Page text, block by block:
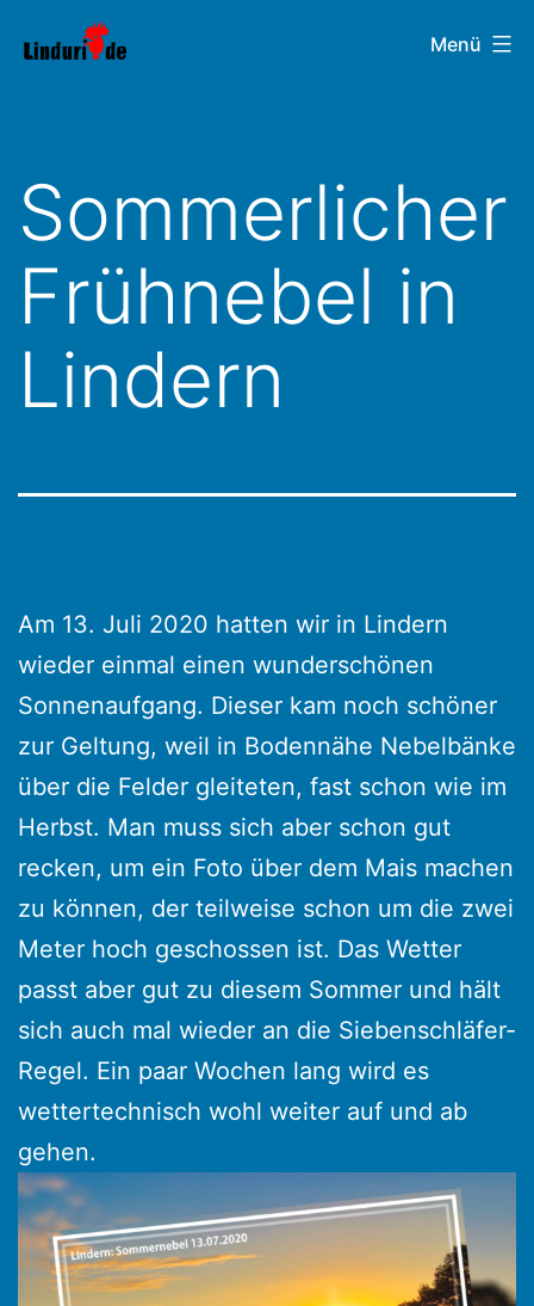
Inhalt
Linduri.de Menü
Sommerlicher
Frühnebel in
Lindern
Am 13. Juli 2020 hatten wir in Lindern
wieder einmal einen wunderschönen
Sonnenaufgang. Dieser kam noch schöner
zur Geltung, weil in Bodennähe Nebelbänke
über die Felder gleiteten, fast schon wie im
Herbst. Man muss sich aber schon gut
recken, um ein Foto über dem Mais machen
zu können, der teilweise schon um die zwei
Meter hoch geschossen ist. Das Wetter
passt aber gut zu diesem Sommer und hält
sich auch mal wieder an die Siebenschläfer-
Regel. Ein paar Wochen lang wird es
wettertechnisch wohl weiter auf und ab
gehen.